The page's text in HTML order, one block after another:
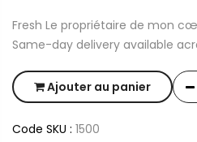
Fresh Le propriétaire de mon
Same-day delivery available
Ajouter au panier
Code SKU : 1500